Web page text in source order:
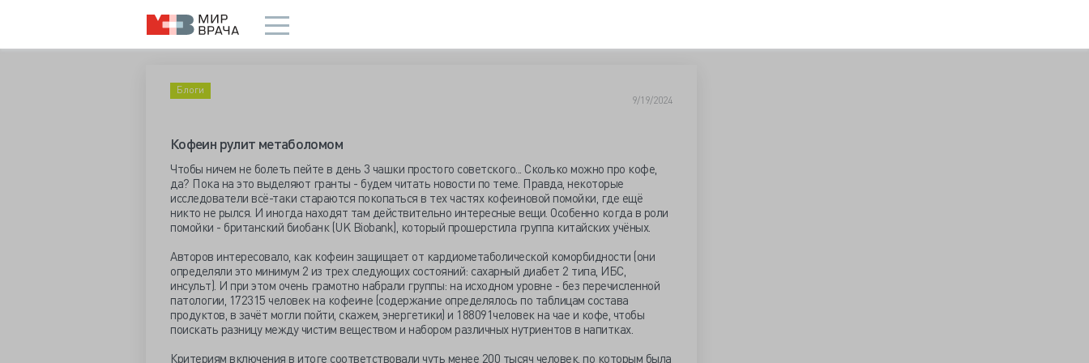
Блоги
9/19/2024
Кофеин рулит метаболомом
Чтобы ничем не болеть пейте в день 3 чашки простого советского... Сколько можно про кофе,
да? Пока на это выделяют гранты - будем читать новости по теме. Правда, некоторые
исследователи всё-таки стараются покопаться в тех частях кофеиновой помойки, где ещё
никто не рылся. И иногда находят там действительно интересные вещи. Особенно когда в роли
помойки - британский биобанк (UK Biobank), который прошерстила группа китайских учёных.
Авторов интересовало, как кофеин защищает от кардиометаболической коморбидности (они
определяли это минимум 2 из трех следующих состояний: сахарный диабет 2 типа, ИБС,
инсульт). И при этом очень грамотно набрали группы: на исходном уровне - без перечисленной
патологии, 172315 человек на кофеине (содержание определялось по таблицам состава
продуктов, в зачёт могли пойти, скажем, энергетики) и 188091человек на чае и кофе, чтобы
поискать разницу между чистим веществом и набором различных нутриентов в напитках.
Критериям включения в итоге соответствовали чуть менее 200 тысяч человек, по которым была